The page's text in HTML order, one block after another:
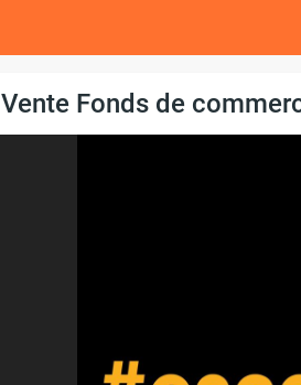
Vente Fonds de